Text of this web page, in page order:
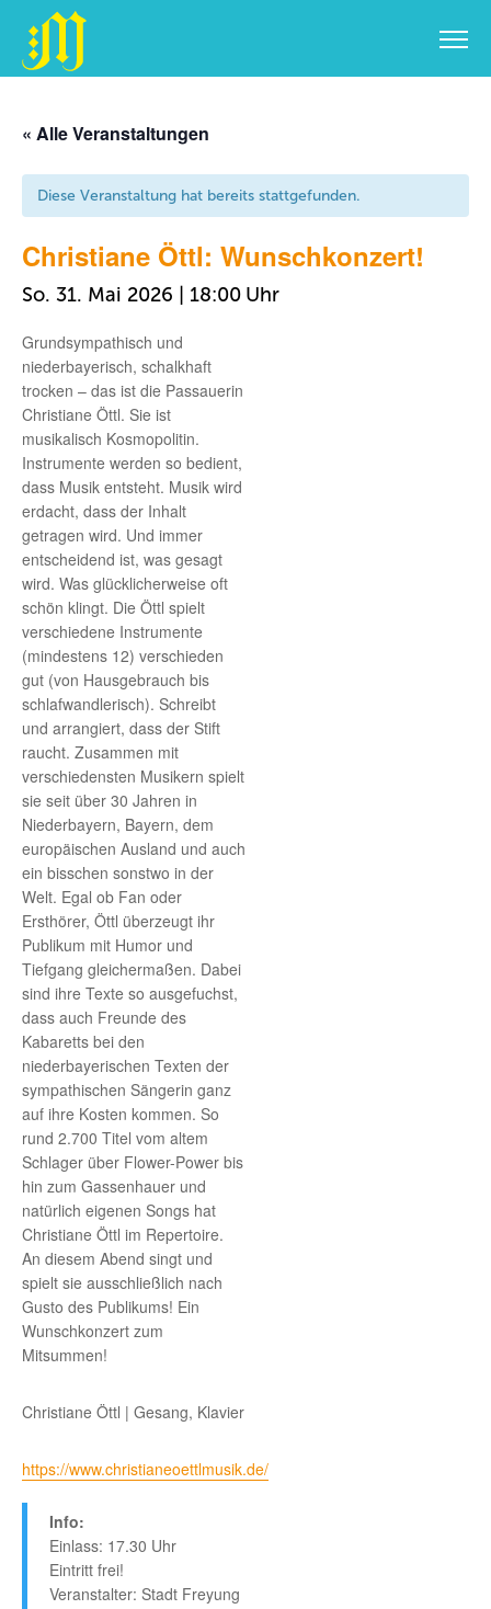
springen
« Alle Veranstaltungen
Diese Veranstaltung hat bereits stattgefunden.
Christiane Öttl: Wunschkonzert!
So. 31. Mai 2026 | 18:00
Grundsympathisch und
niederbayerisch, schalkhaft
trocken – das ist die Passauerin
Christiane Öttl. Sie ist
musikalisch Kosmopolitin.
Instrumente werden so bedient,
dass Musik entsteht. Musik wird
erdacht, dass der Inhalt
getragen wird. Und immer
entscheidend ist, was gesagt
wird. Was glücklicherweise oft
schön klingt. Die Öttl spielt
verschiedene Instrumente
(mindestens 12) verschieden
gut (von Hausgebrauch bis
schlafwandlerisch). Schreibt
und arrangiert, dass der Stift
raucht. Zusammen mit
verschiedensten Musikern spielt
sie seit über 30 Jahren in
Niederbayern, Bayern, dem
europäischen Ausland und auch
ein bisschen sonstwo in der
Welt. Egal ob Fan oder
Ersthörer, Öttl überzeugt ihr
Publikum mit Humor und
Tiefgang gleichermaßen. Dabei
sind ihre Texte so ausgefuchst,
dass auch Freunde des
Kabaretts bei den
niederbayerischen Texten der
sympathischen Sängerin ganz
auf ihre Kosten kommen. So
rund 2.700 Titel vom altem
Schlager über Flower-Power bis
hin zum Gassenhauer und
natürlich eigenen Songs hat
Christiane Öttl im Repertoire.
An diesem Abend singt und
spielt sie ausschließlich nach
Gusto des Publikums! Ein
Wunschkonzert zum
Mitsummen!
Christiane Öttl | Gesang, Klavier
https://www.christianeoettlmusik.de/
Info:
Einlass: 17.30 Uhr
Eintritt frei!
Veranstalter: Stadt Freyung